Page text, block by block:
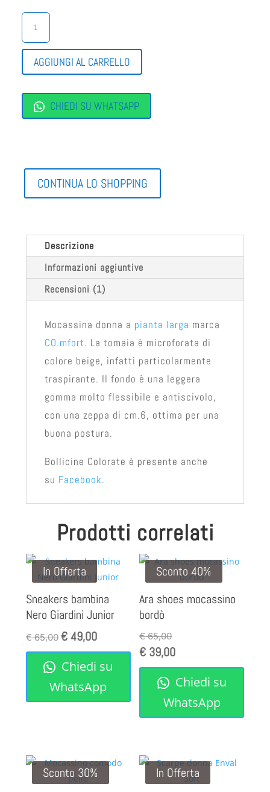
MOCASSINA
DONNA
A
PIANTA
LARGAAGGIUNGI AL CARRELLO
CHIEDI SU WHATSAPP
CONTINUA LO SHOPPING
Descrizione
Informazioni aggiuntive
Recensioni (1)
Mocassina donna a pianta larga marca
CO.mfort. La tomaia è microforata di
colore beige, infatti particolarmente
traspirante. Il fondo è una leggera
gomma molto flessibile e antiscivolo,
con una zeppa di cm.6, ottima per una
buona postura.
Bollicine Colorate è presente anche
su Facebook.
Prodotti correlati
In Offerta
Sneakers bambina
Nero Giardini Junior
€65,00 Il
prezzo
originale
era:
€ 65,00.
€49,00Il
prezzo
attuale
è:
€ 49,00.
Chiedi su
WhatsApp
Sconto 40%
Ara shoes mocassino
bordò
€65,00
€ 39,00
Chiedi su
WhatsApp
Sconto 30%
In Offerta